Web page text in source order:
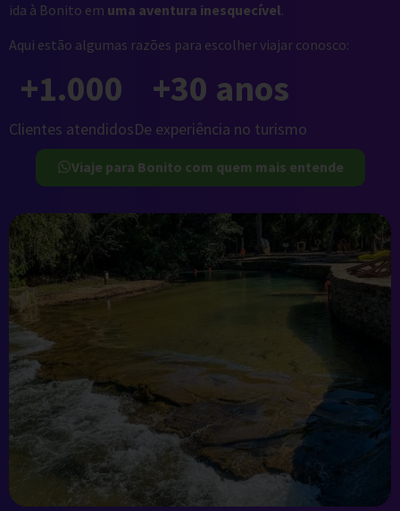
ida à Bonito em uma aventura inesquecível.
Aqui estão algumas razões para escolher viajar conosco:
Clientes atendidos
+1.000
De experiência no turismo
+30 anos
Viaje para Bonito com quem mais entende